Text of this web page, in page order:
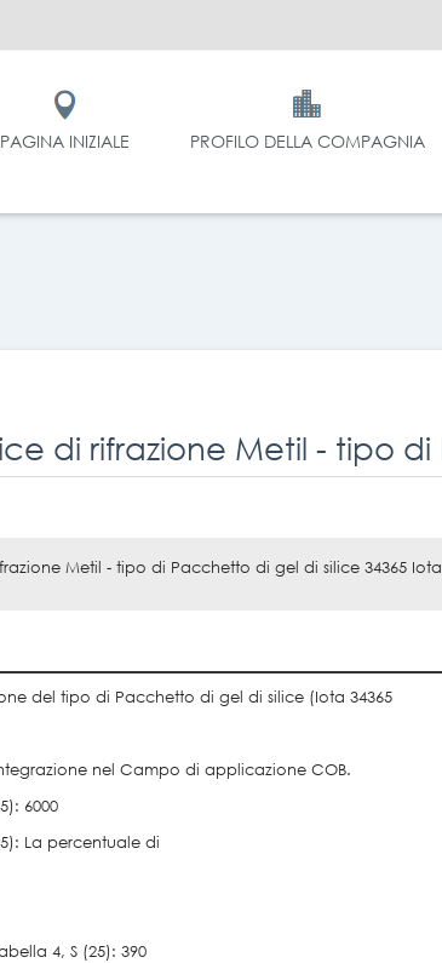
PAGINA INIZIALE PROFILO DELLA COMPAGNIA
Metil - tipo di Pacchetto di gel di silice 34365 Iota
del tipo di Pacchetto di gel di silice (Iota 34365
nel Campo di applicazione COB.
6000
La percentuale di
4, S (25): 390